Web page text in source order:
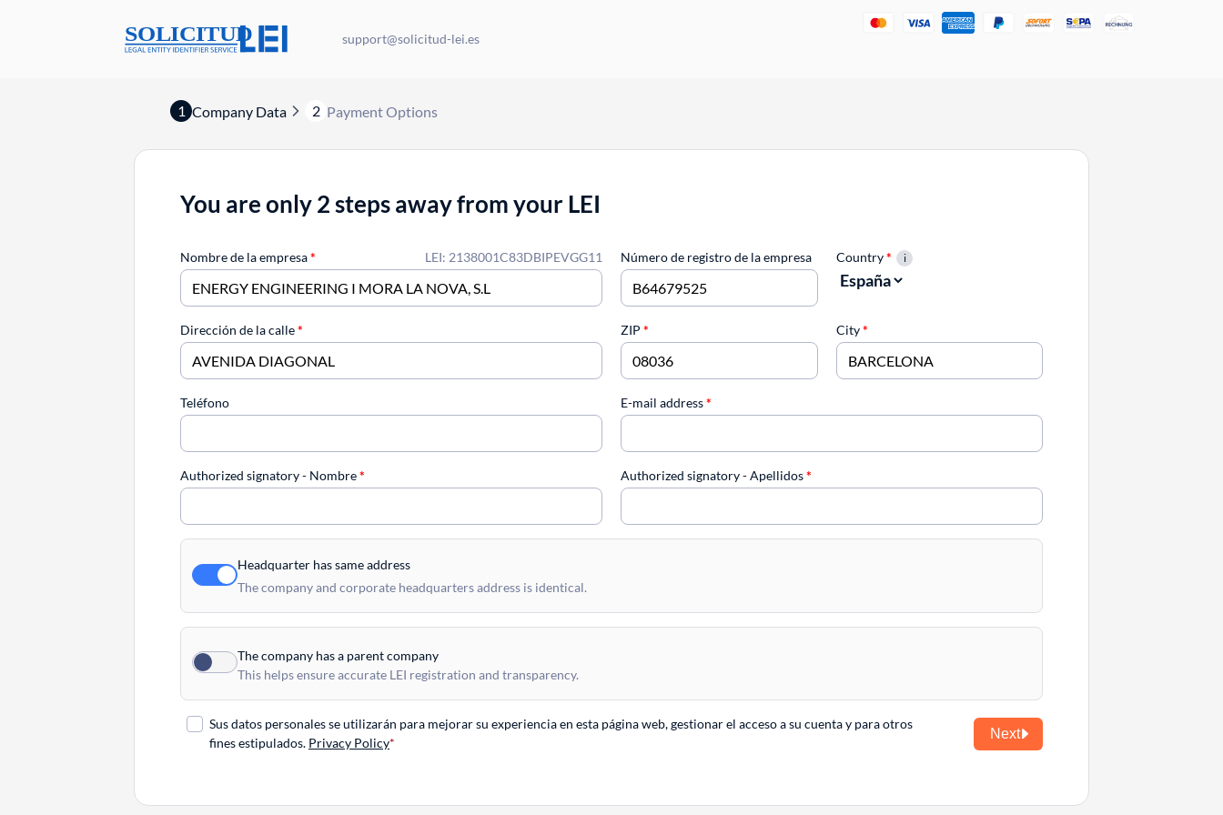
support@solicitud-lei.es
1 Company Data 2 Payment Options
You are only 2 steps away from your LEI
LEI: 2138001C83DBIPEVGG11
Nombre de la empresa* Número de registro de la empresa Country*
Dirección de la calle* ZIP * City*
Teléfono E-mail address*
Authorized signatory - Nombre* Authorized signatory - Apellidos*
Headquarter has same address
The company and corporate headquarters address is identical.
The company has a parent company
This helps ensure accurate LEI registration and transparency.
Sus datos personales se utilizarán para mejorar su experiencia en esta página web, gestionar el acceso a su cuenta y para otros
fines estipulados. Privacy Policy
Next